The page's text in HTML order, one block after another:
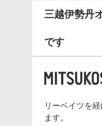
三越伊勢丹
です
リーベイツを
ます。